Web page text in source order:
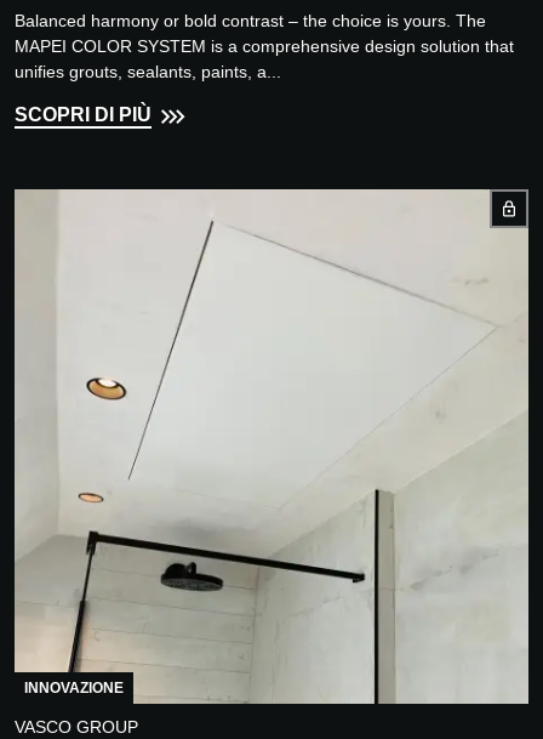
Balanced harmony or bold contrast – the choice is yours. The
MAPEI COLOR SYSTEM is a comprehensive design solution that
unifies grouts, sealants, paints, a...
SCOPRI DI PIÙ
INNOVAZIONE
VASCO GROUP